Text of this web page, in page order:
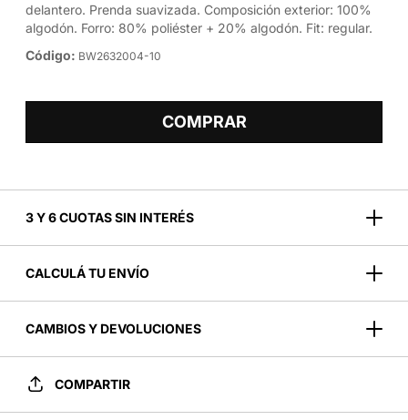
delantero. Prenda suavizada. Composición exterior: 100%
algodón. Forro: 80% poliéster + 20% algodón. Fit: regular.
Código: BW2632004-10
COMPRAR
3 Y 6 CUOTAS SIN INTERÉS
CALCULÁ TU ENVÍO
CAMBIOS Y DEVOLUCIONES
COMPARTIR